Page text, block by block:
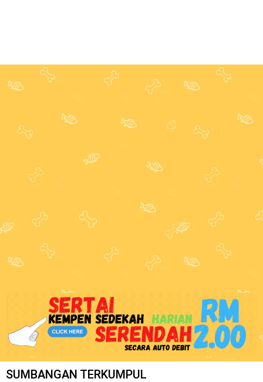
SUMBANGAN TERKUMPUL